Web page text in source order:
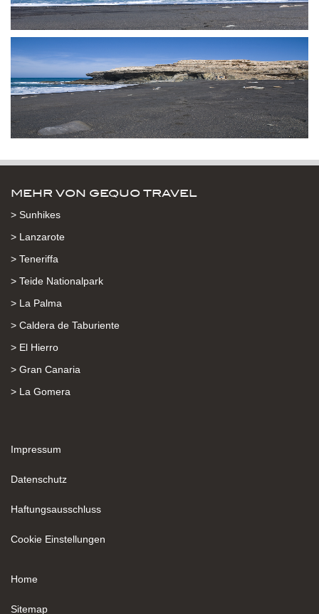
MEHR VON GEQUO TRAVEL
> Sunhikes
> Lanzarote
> Teneriffa
> Teide Nationalpark
> La Palma
> Caldera de Taburiente
> El Hierro
> Gran Canaria
> La Gomera
Impressum
Datenschutz
Haftungsausschluss
Cookie Einstellungen
Home
Sitemap